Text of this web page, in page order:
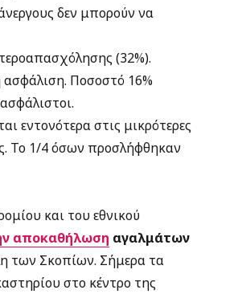
δεν μπορούν να
(32%).
ασφάλιση. Ποσοστό 16%
εντονότερα στις μικρότερες
Το 1/4 όσων προσλήφθηκαν
και του εθνικού
αποκαθήλωση αγαλμάτων
των Σκοπίων. Σήμερα τα
στο κέντρο της